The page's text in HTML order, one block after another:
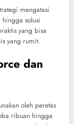
mengatasi
solusi
yang bisa
yang rumit.
dan
oleh peretas
ribuan hingga